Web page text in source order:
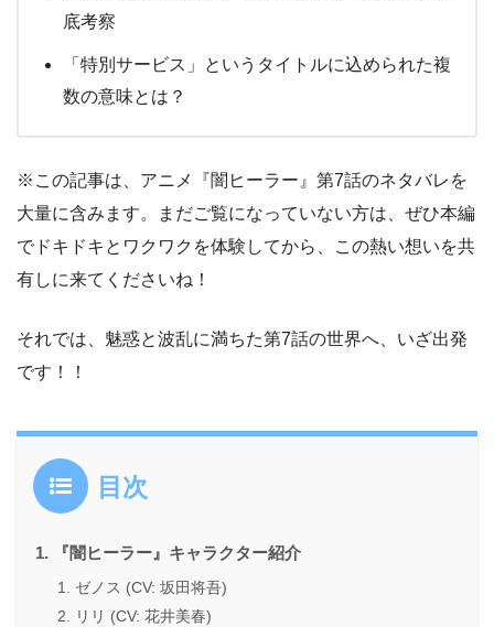
底考察
「特別サービス」というタイトルに込められた複
数の意味とは？
※この記事は、アニメ『闇ヒーラー』第7話のネタバレを
大量に含みます。まだご覧になっていない方は、ぜひ本編
でドキドキとワクワクを体験してから、この熱い想いを共
有しに来てくださいね！
それでは、魅惑と波乱に満ちた第7話の世界へ、いざ出発
です！！
目次
『闇ヒーラー』キャラクター紹介
ゼノス (CV: 坂田将吾)
リリ (CV: 花井美春)